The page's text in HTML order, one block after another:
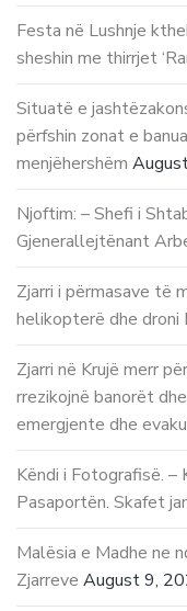
Festa në Lushnje
sheshin me thirrjet
Situatë e
përfshin zonat e
menjëhershëm
Njoftim: – Shefi i
Gjenerallejtënant
Zjarri i përmasave të
helikopterë dhe droni
Zjarri në Krujë merr
rrezikojnë banorët
emergjente dhe
Këndi i Fotografisë. –
Pasaportën. Skafet
Malësia e Madhe ne
Zjarreve August 9,